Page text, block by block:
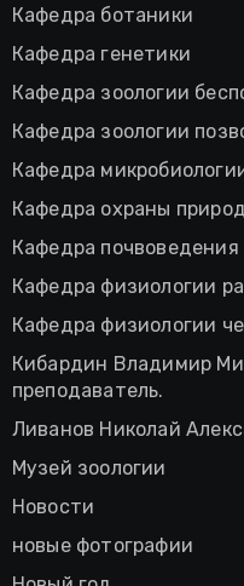
Кафедра ботаники
Кафедра генетики
Кафедра зоологии
Кафедра зоологии
Кафедра
Кафедра охраны
Кафедра почвоведения
Кафедра физиологии
Кафедра физиологии
Кибардин Владимир
преподаватель.
Ливанов Николай
Музей зоологии
Новости
новые фотографии